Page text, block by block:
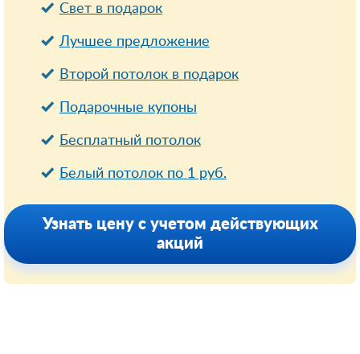
Свет в подарок
Лучшее предложение
Второй потолок в подарок
Подарочные купоны
Бесплатный потолок
Белый потолок по 1 руб.
Узнать цену с учетом действующих
акций